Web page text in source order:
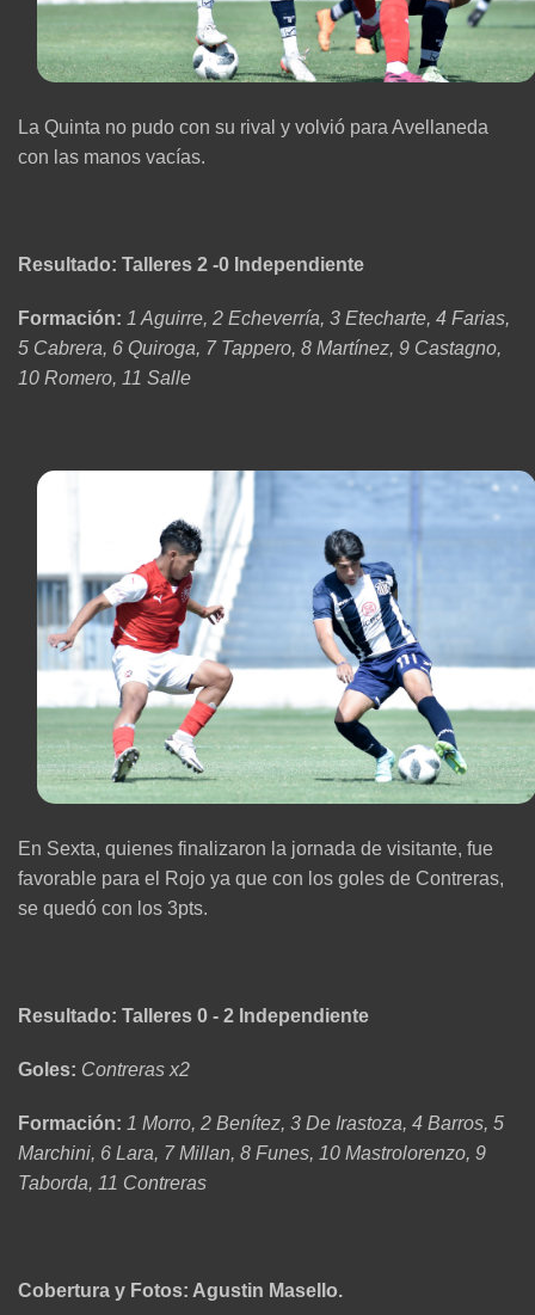
La Quinta no pudo con su rival y volvió para Avellaneda
con las manos vacías.
Resultado: Talleres 2 -0 Independiente
Formación: 1 Aguirre, 2 Echeverría, 3 Etecharte, 4 Farias,
5 Cabrera, 6 Quiroga, 7 Tappero, 8 Martínez, 9 Castagno,
10 Romero, 11 Salle
En Sexta, quienes finalizaron la jornada de visitante, fue
favorable para el Rojo ya que con los goles de Contreras,
se quedó con los 3pts.
Resultado: Talleres 0 - 2 Independiente
Goles: Contreras x2
Formación: 1 Morro, 2 Benítez, 3 De Irastoza, 4 Barros, 5
Marchini, 6 Lara, 7 Millan, 8 Funes, 10 Mastrolorenzo, 9
Taborda, 11 Contreras
Cobertura y Fotos: Agustin Masello.